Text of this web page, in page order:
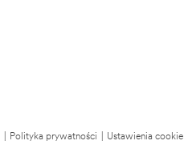
Polityka prywatności
Ustawienia cookie